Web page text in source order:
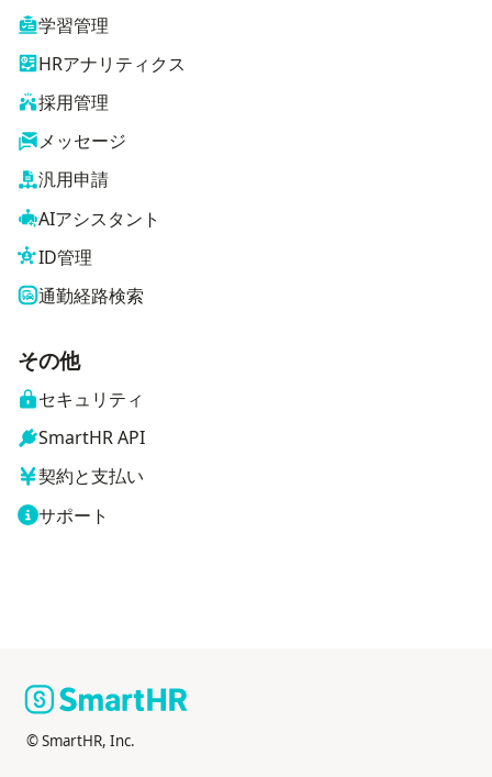
学習管理
HRアナリティクス
採用管理
メッセージ
汎用申請
AIアシスタント
ID管理
通勤経路検索
その他
セキュリティ
SmartHR API
契約と支払い
サポート
© SmartHR, Inc.